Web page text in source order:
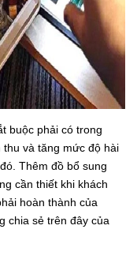
buộc phải có trong
và tăng mức độ hài
Thêm đồ bổ sung
cần thiết khi khách
hoàn thành của
chia sẻ trên đây của